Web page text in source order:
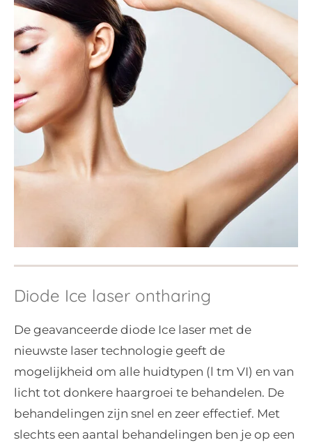
Diode Ice laser ontharing
De geavanceerde diode Ice laser met de
nieuwste laser technologie geeft de
mogelijkheid om alle huidtypen (l tm VI) en van
licht tot donkere haargroei te behandelen. De
behandelingen zijn snel en zeer effectief. Met
slechts een aantal behandelingen ben je op een